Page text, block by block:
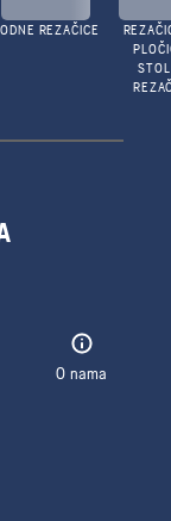
REZAČICE
O nama